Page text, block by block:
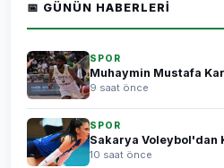
📅 GÜNÜN HABERLERI
SPOR
Muhaymin Mustafa
9 saat önce
SPOR
Sakarya Voleybol'dan
10 saat önce